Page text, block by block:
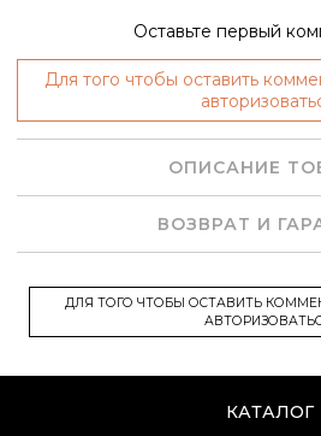
Оставьте первый
Для того чтобы оставить
ОПИСАНИЕ
ВОЗВРАТ И
ДЛЯ ТОГО ЧТОБЫ ОСТАВИТЬ
КАТАЛОГ